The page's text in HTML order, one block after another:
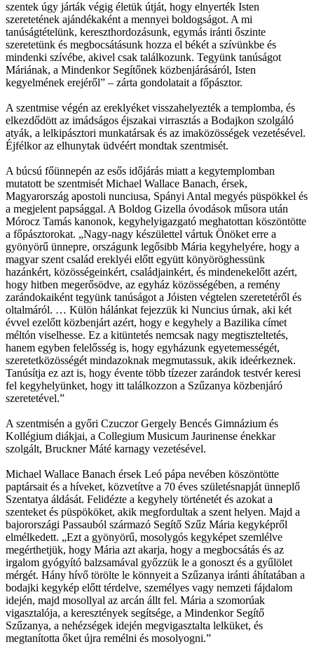
szentek úgy járták végig életük útját, hogy elnyerték Isten
szeretetének ajándékaként a mennyei boldogságot. A mi
tanúságtételünk, kereszthordozásunk, egymás iránti őszinte
szeretetünk és megbocsátásunk hozza el békét a szívünkbe és
mindenki szívébe, akivel csak találkozunk. Tegyünk tanúságot
Máriának, a Mindenkor Segítőnek közbenjárásáról, Isten
kegyelmének erejéről” – zárta gondolatait a főpásztor.
A szentmise végén az ereklyéket visszahelyezték a templomba, és
elkezdődött az imádságos éjszakai virrasztás a Bodajkon szolgáló
atyák, a lelkipásztori munkatársak és az imaközösségek vezetésével.
Éjfélkor az elhunytak üdvéért mondtak szentmisét.
A búcsú főünnepén az esős időjárás miatt a kegytemplomban
mutatott be szentmisét Michael Wallace Banach, érsek,
Magyarország apostoli nunciusa, Spányi Antal megyés püspökkel és
a megjelent papsággal. A Boldog Gizella óvodások műsora után
Mórocz Tamás kanonok, kegyhelyigazgató meghatottan köszöntötte
a főpásztorokat. „Nagy-nagy készülettel vártuk Önöket erre a
gyönyörű ünnepre, országunk legősibb Mária kegyhelyére, hogy a
magyar szent család ereklyéi előtt együtt könyöröghessünk
hazánkért, közösségeinkért, családjainkért, és mindenekelőtt azért,
hogy hitben megerősödve, az egyház közösségében, a remény
zarándokaiként tegyünk tanúságot a Jóisten végtelen szeretetéről és
oltalmáról. … Külön hálánkat fejezzük ki Nuncius úrnak, aki két
évvel ezelőtt közbenjárt azért, hogy e kegyhely a Bazilika címet
méltón viselhesse. Ez a kitüntetés nemcsak nagy megtiszteltetés,
hanem egyben felelősség is, hogy egyházunk egyetemességét,
szeretetközösségét mindazoknak megmutassuk, akik ideérkeznek.
Tanúsítja ez azt is, hogy évente több tízezer zarándok testvér keresi
fel kegyhelyünket, hogy itt találkozzon a Szűzanya közbenjáró
szeretetével.”
A szentmisén a győri Czuczor Gergely Bencés Gimnázium és
Kollégium diákjai, a Collegium Musicum Jaurinense énekkar
szolgált, Bruckner Máté karnagy vezetésével.
Michael Wallace Banach érsek Leó pápa nevében köszöntötte
paptársait és a híveket, közvetítve a 70 éves születésnapját ünneplő
Szentatya áldását. Felidézte a kegyhely történetét és azokat a
szenteket és püspököket, akik megfordultak a szent helyen. Majd a
bajorországi Passauból származó Segítő Szűz Mária kegyképről
elmélkedett. „Ezt a gyönyörű, mosolygós kegyképet szemlélve
megérthetjük, hogy Mária azt akarja, hogy a megbocsátás és az
irgalom gyógyító balzsamával győzzük le a gonoszt és a gyűlölet
mérgét. Hány hívő törölte le könnyeit a Szűzanya iránti áhítatában a
bodajki kegykép előtt térdelve, személyes vagy nemzeti fájdalom
idején, majd mosollyal az arcán állt fel. Mária a szomorúak
vigasztalója, a keresztények segítsége, a Mindenkor Segítő
Szűzanya, a nehézségek idején megvigasztalta lelküket, és
megtanította őket újra remélni és mosolyogni.”